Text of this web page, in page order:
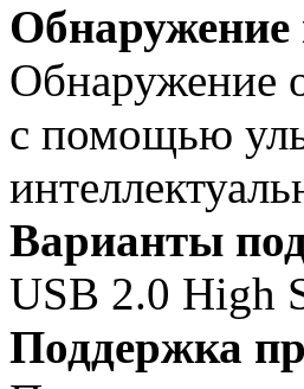
Обнаружение
Обнаружение
с помощью
Варианты
USB 2.0 High
Поддержка